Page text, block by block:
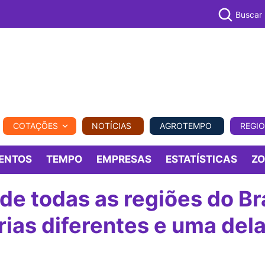
REGIONAL COMERCIAL AGROVIAGENS
Buscar
COTAÇÕES NOTÍCIAS AGROTEMPO
TEMPO EMPRESAS ESTATÍSTICAS
todas as regiões do
diferentes e uma